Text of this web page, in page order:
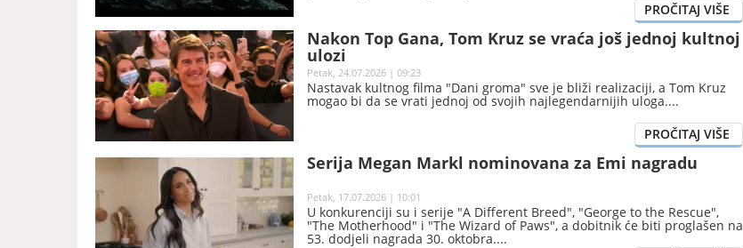
Nakon Top Gana, Tom Kruz se vraća još jednoj kultnoj
ulozi
Petak, 24.07.2026 | 09:23
Nastavak kultnog filma "Dani groma" sve je bliži realizaciji, a Tom Kruz
mogao bi da se vrati jednoj od svojih najlegendarnijih uloga.
Serija Megan Markl nominovana za Emi nagradu
Petak, 17.07.2026 | 10:01
U konkurenciji su i serije "A Different Breed", "George to the Rescue",
"The Motherhood" i "The Wizard of Paws", a dobitnik će biti proglašen na
53. dodjeli nagrada 30. oktobra.